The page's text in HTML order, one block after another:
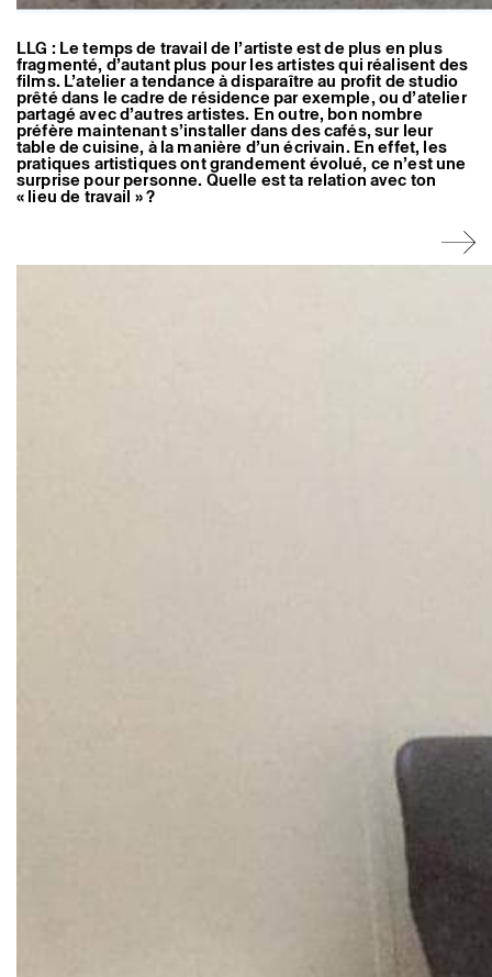
LLG : Le temps de travail de l’artiste est de plus en plus
fragmenté, d’autant plus pour les artistes qui réalisent des
films. L’atelier a tendance à disparaître au profit de studio
prêté dans le cadre de résidence par exemple, ou d’atelier
partagé avec d’autres artistes. En outre, bon nombre
préfère maintenant s’installer dans des cafés, sur leur
table de cuisine, à la manière d’un écrivain. En effet, les
pratiques artistiques ont grandement évolué, ce n’est une
surprise pour personne. Quelle est ta relation avec ton
« lieu de travail » ?